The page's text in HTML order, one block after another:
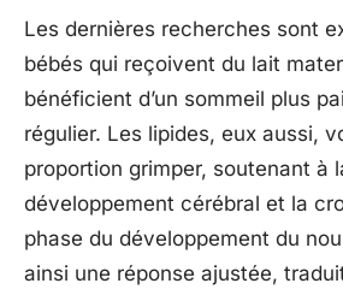
Les dernières recherches sont
bébés qui reçoivent du lait
bénéficient d’un sommeil plus
régulier. Les lipides, eux aussi,
proportion grimper, soutenant à
développement cérébral et la
phase du développement du
ainsi une réponse ajustée,